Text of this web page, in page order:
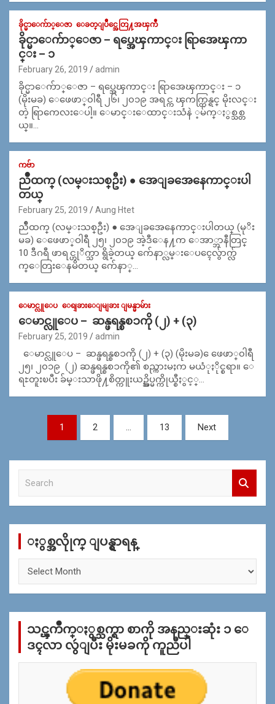
ခိုင္မာေက်ာ္ေဇာ ေခတ္ျပိဳင္အေတြ႔အၾကဳံ
ခိုင္မာေက်ာ္ေဇာ – ရပ္အေၾကာင္း ရြာအေၾကာ
င္း – ၁
February 26, 2019 admin
ခိုင္မာေက်ာ္ေဇာ – ရပ္အေၾကာင္း ရြာအေၾကာင္း – ၁
(မိုးမခ) ေဖေဖာ္၀ါရီ ၂၆၊ ၂၀၁၉ အရင္က ၾကက္တြန္ရင္ မိုးလင္း
တဲ့ ရြာကေလးေပါ့။ ေမာင္းေထာင္းသံနဲ ့မ်က္ႏွစ္သစ္တ
ယ္။…
ကဗ်ာ
ညိဳထက္ (လမ္းသစ္ဦး) ● အေျခအေနေကာင္းပါ
တယ္
February 25, 2019 Aung Htet
ညိဳထက္ (လမ္းသစ္ဦး) ● အေျခအေနေကာင္းပါတယ္ (မုိး
မခ) ေဖေဖာ္ဝါရီ ၂၅၊ ၂၀၁၉ အဲ့ဒီေန႔က ေအာ္ဘာနီတြင္
10 ဒီဂရီ ဖာရင္ဟုိက္သာ ရွိခဲ့တယ္ က်ေနာ္လမ္းေပၚေလွ်ာက္လ်
က္ေတြးေနမိတယ္ က်ေနာ္…
ေမာင္လူေပ ေရျခားေျမျခား ျမန္မာမ်ား
ေမာင္လူေပ – ဆန္ဖရန္စစၥကို (၂) + (၃)
February 25, 2019 admin
ေမာင္လူေပ – ဆန္ဖရန္စစၥကို (၂) + (၃) (မိုးမခ) ေဖေဖာ္၀ါရီ
၂၅၊ ၂၀၁၉ (၂) ဆန္ဖရန္စစၥကို၏ စည္ကားမႈက မယံုႏိုင္စရာ။ ေ
ရႊတူးၿပီး ခ်မ္းသာဖို႔စိတ္ကူးယဥ္အိပ္မက္ကိုယ္စီႏွင့္…
navigation
1 2 13 Next
c
ႏွစ္အလိုုက္ ျပန္ရွာရန္
က္
န္
သင္ၾကိဳက္ႏွစ္သက္ရာ စာကို အနည္းဆုံး ၁ ေ
ဒၚလာ လွဴျပီး မိုးမခကို ကူညီပါ